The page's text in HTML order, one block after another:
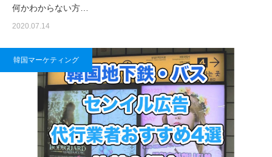
何かわからない方…
2020.07.14
韓国マーケティング